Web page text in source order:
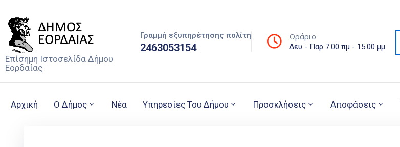
Επίσημη Ιστοσελίδα Δήμου
Εορδαίας
Γραμμή εξυπηρέτησης πολίτη
2463053154
Ωράριο
Δευ - Παρ 7.00 πμ - 15.00 μμ
Αρχική Ο Δήμος Νέα Υπηρεσίες Του Δήμου Προσκλήσεις Αποφάσεις